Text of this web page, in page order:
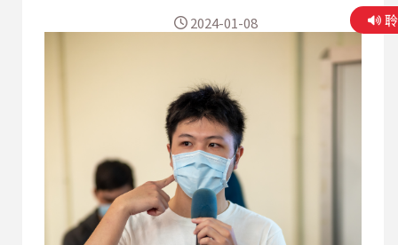
大人、小孩都能自然學會客語，這集節目由他與我
們分享經營客家粉專的心路歷程。 本集節目重點：
➢一開始為什麼會想要創立這個粉專？創立的動
象、錄音影片等方式呈現？ ➢如何發想主題跟內
容、如何做到一週一更？ 學兜仔客家話 & 延伸思
想大家想愛看麼个？」 ➢「無共樣个母語、阿姆
2024-01-08